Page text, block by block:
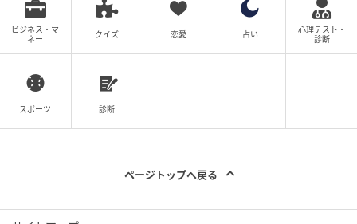
ビジネス・マ
ネー
クイズ 恋愛 占い
心理テスト・
診断
スポーツ 診断
ページトップへ戻る